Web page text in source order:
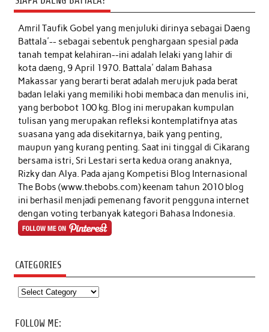
Amril Taufik Gobelyang menjuluki dirinya sebagai Daeng
Battala'-- sebagai sebentuk penghargaan spesial pada
tanah tempat kelahiran--ini adalah lelaki yang lahir di
kota daeng, 9 April 1970. Battala' dalam Bahasa
Makassar yang berarti berat adalah merujuk pada berat
badan lelaki yang memiliki hobi membaca dan menulis ini,
yang berbobot 100 kg. Blog ini merupakan kumpulan
tulisan yang merupakan refleksi kontemplatifnya atas
suasana yang ada disekitarnya, baik yang penting,
maupun yang kurang penting. Saat ini tinggal di Cikarang
bersama istri, Sri Lestari serta kedua orang anaknya,
Rizky dan Alya. Pada ajang Kompetisi Blog Internasional
The Bobs (www.thebobs.com) keenam tahun 2010 blog
ini berhasil menjadi pemenang favorit pengguna internet
dengan voting terbanyak kategori Bahasa Indonesia.
CATEGORIES
Categories
FOLLOW ME: